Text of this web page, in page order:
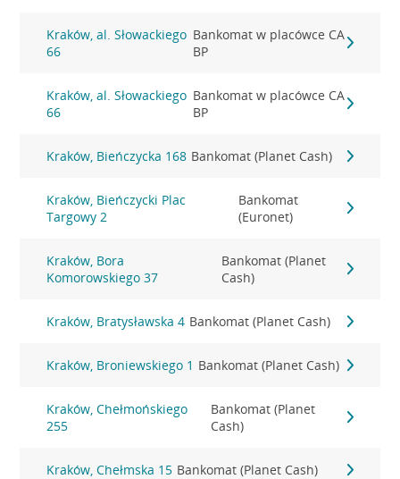
Kraków, al. Słowackiego
66
Bankomat w placówce CA
BP
Kraków, al. Słowackiego
66
Bankomat w placówce CA
BP
Kraków, Bieńczycka 168 Bankomat (Planet Cash)
Kraków, Bieńczycki Plac
Targowy 2
Bankomat
(Euronet)
Kraków, Bora
Komorowskiego 37
Bankomat (Planet
Cash)
Kraków, Bratysławska 4 Bankomat (Planet Cash)
Kraków, Broniewskiego 1 Bankomat (Planet Cash)
Kraków, Chełmońskiego
255
Bankomat (Planet
Cash)
Kraków, Chełmska 15 Bankomat (Planet Cash)